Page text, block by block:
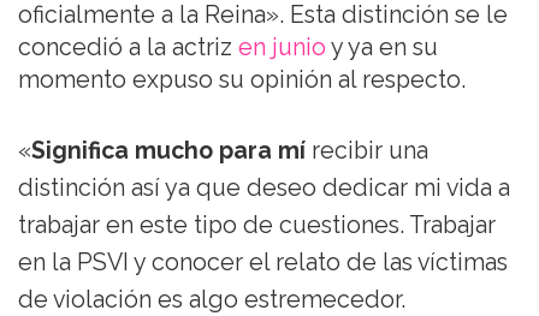
oficialmente a la Reina». Esta distinción se le
concedió a la actriz en junio y ya en su
momento expuso su opinión al respecto.
«Significa mucho para mí recibir una
distinción así ya que deseo dedicar mi vida a
trabajar en este tipo de cuestiones. Trabajar
en la PSVI y conocer el relato de las víctimas
de violación es algo estremecedor.